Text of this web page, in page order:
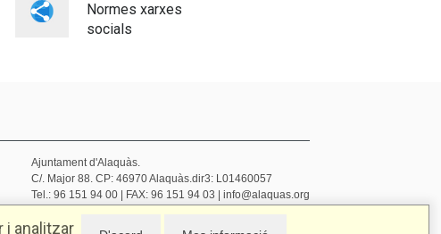
i analitzar
Normes xarxes
socials
Ajuntament d'Alaquàs.
C/. Major 88. CP: 46970 Alaquàs.dir3: L01460057
Tel.: 96 151 94 00 | FAX: 96 151 94 03 | info@alaquas.org
Delegat de protecció de dades: dpd@alaquas.org